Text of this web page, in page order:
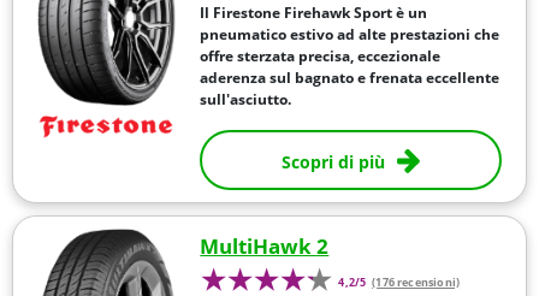
Il Firestone Firehawk Sport è un
pneumatico estivo ad alte prestazioni che
offre sterzata precisa, eccezionale
aderenza sul bagnato e frenata eccellente
sull'asciutto.
Scopri di più
MultiHawk 2
4,2/5 (176 recensioni)